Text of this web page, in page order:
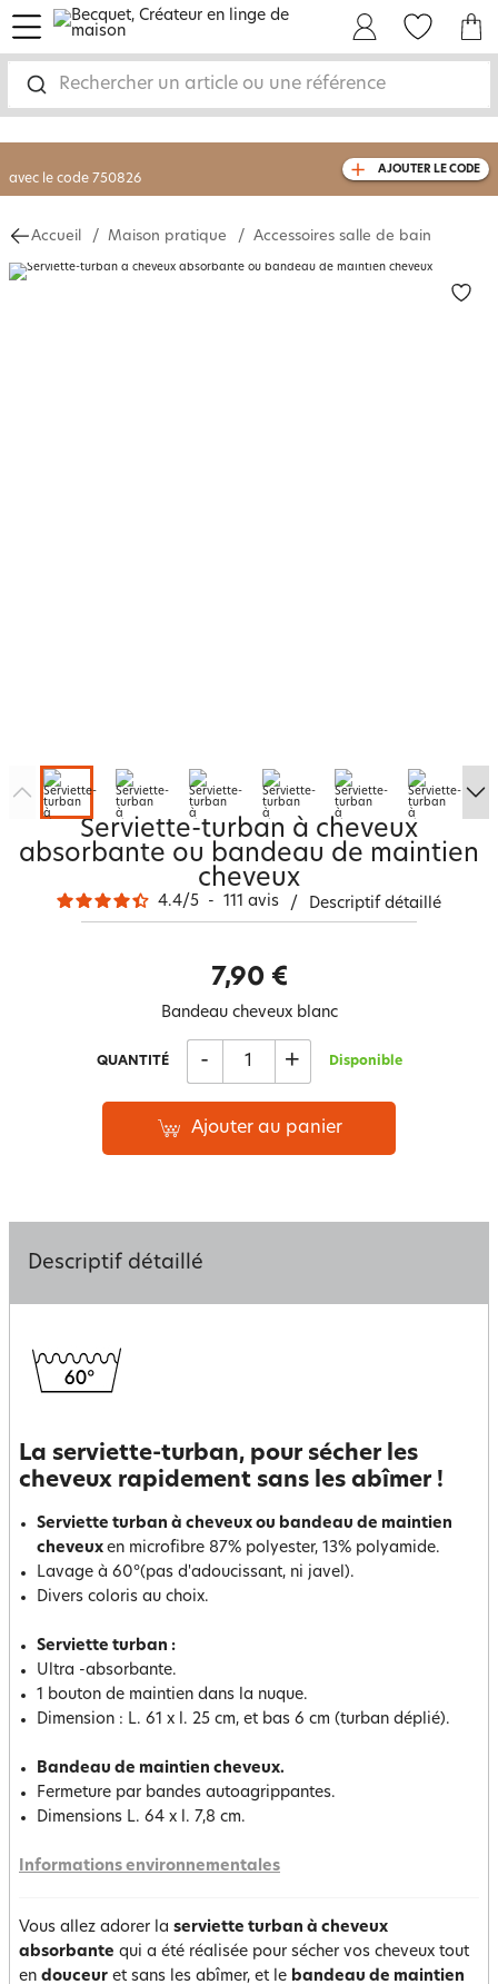
Rechercher un article ou une référence
menu
-30% sur votre commandedès 2 articles
livraison GRATUITEdès 110€ d'achat
avec le code AJOUTER LE CODE
Accueil Maison pratique Accessoires salle de bain
Serviette-turban à cheveux
absorbante ou bandeau de maintien
cheveux
4.4/5 - 111 avis / Descriptif détaillé
7,90 €
Bandeau cheveux blanc
QUANTITÉ - + Disponible
Ajouter au panier
Descriptif détaillé
La serviette-turban, pour sécher les
cheveux rapidement sans les abîmer !
Serviette turban à cheveux ou bandeau de maintien
cheveux en microfibre 87% polyester, 13% polyamide.
Lavage à 60°(pas d'adoucissant, ni javel).
Divers coloris au choix.
Serviette turban :
Ultra -absorbante.
1 bouton de maintien dans la nuque.
Dimension : L. 61 x l. 25 cm, et bas 6 cm (turban déplié).
Bandeau de maintien cheveux.
Fermeture par bandes autoagrippantes.
Dimensions L. 64 x l. 7,8 cm.
Informations environnementales
Vous allez adorer la serviette turban à cheveux
absorbante qui a été réalisée pour sécher vos cheveux tout
en douceur et sans les abîmer, et le bandeau de maintien